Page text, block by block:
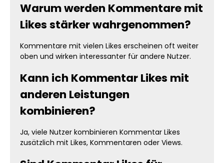
Warum werden Kommentare mit
Likes stärker wahrgenommen?
Kommentare mit vielen Likes erscheinen oft weiter
oben und wirken interessanter für andere Nutzer.
Kann ich Kommentar Likes mit
anderen Leistungen
kombinieren?
Ja, viele Nutzer kombinieren Kommentar Likes
zusätzlich mit Likes, Kommentaren oder Views.